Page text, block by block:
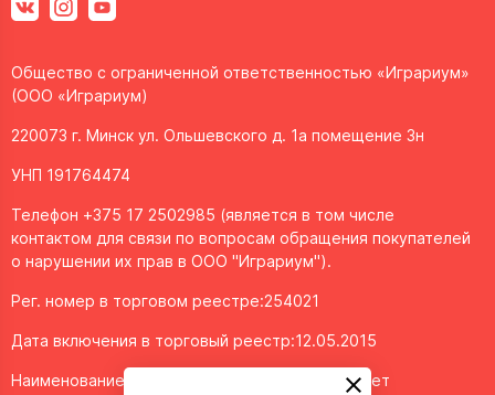
Общество с ограниченной ответственностью «Играриум»
(ООО «Играриум)
220073 г. Минск ул. Ольшевского д. 1а помещение 3н
УНП 191764474
Телефон +375 17 2502985 (является в том числе
контактом для связи по вопросам обращения покупателей
о нарушении их прав в ООО "Играриум").
Рег. номер в торговом реестре:254021
Дата включения в торговый реестр:12.05.2015
Наименование объекта/доменное имя интернет